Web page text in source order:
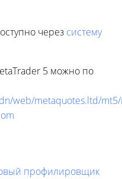
через систему
5 можно по
web/metaquotes.ltd/
профилировщик